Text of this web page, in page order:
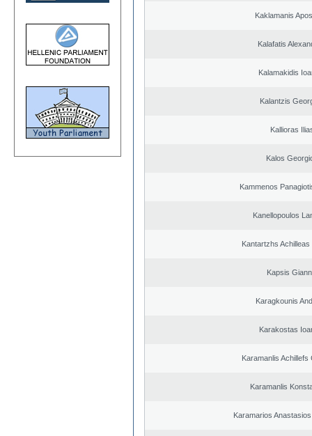
Kaklamanis
Kalafatis
Kalamakidis
Kalantzis
Kallioras
Kalos
Kammenos
Kanellopoulos
Kantartzhs Achilleas
Kapsis
Karagkounis
Karakostas
Karamanlis Achillefs
Karamanlis
Karamarios